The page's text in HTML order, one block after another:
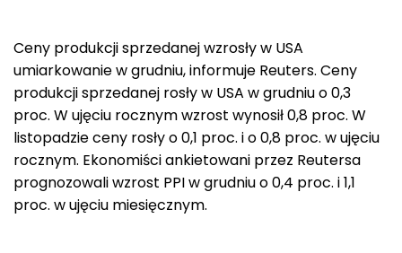
Ceny produkcji sprzedanej wzrosły w USA
umiarkowanie w grudniu, informuje Reuters. Ceny
produkcji sprzedanej rosły w USA w grudniu o 0,3
proc. W ujęciu rocznym wzrost wynosił 0,8 proc. W
listopadzie ceny rosły o 0,1 proc. i o 0,8 proc. w ujęciu
rocznym. Ekonomiści ankietowani przez Reutersa
prognozowali wzrost PPI w grudniu o 0,4 proc. i 1,1
proc. w ujęciu miesięcznym.